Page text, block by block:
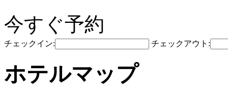
今すぐ予約
チェックイン: チェックアウト:
ホテルマップ